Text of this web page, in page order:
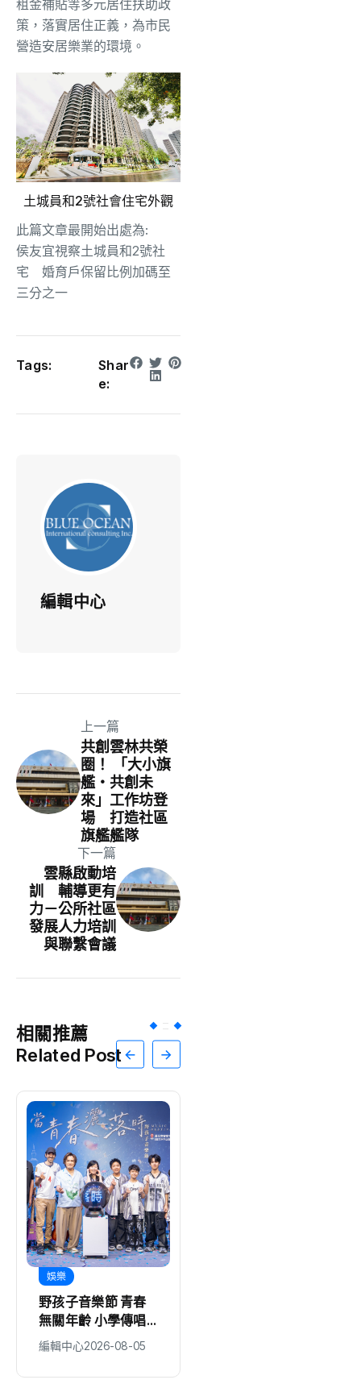
租金補貼等多元居住扶助政
策，落實居住正義，為市民
營造安居樂業的環境。
土城員和2號社會住宅外觀
此篇文章最開始出處為:
侯友宜視察土城員和2號社
宅 婚育戶保留比例加碼至
三分之一
Tags:
Shar
e:
編輯中心
上一篇
共創雲林共榮
圈！ 「大小旗
艦‧共創未
來」工作坊登
場 打造社區
旗艦艦隊
下一篇
雲縣啟動培
訓 輔導更有
力－公所社區
發展人力培訓
與聯繫會議
相關推薦
Related Post
娛樂
野孩子音樂節 青春
無關年齡 小學傳唱
童謠 掀客語新風貌
編輯中心2026-08-05